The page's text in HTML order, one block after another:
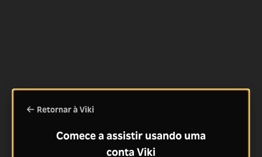
Retornar à Viki
Comece a assistir usando uma
conta Viki